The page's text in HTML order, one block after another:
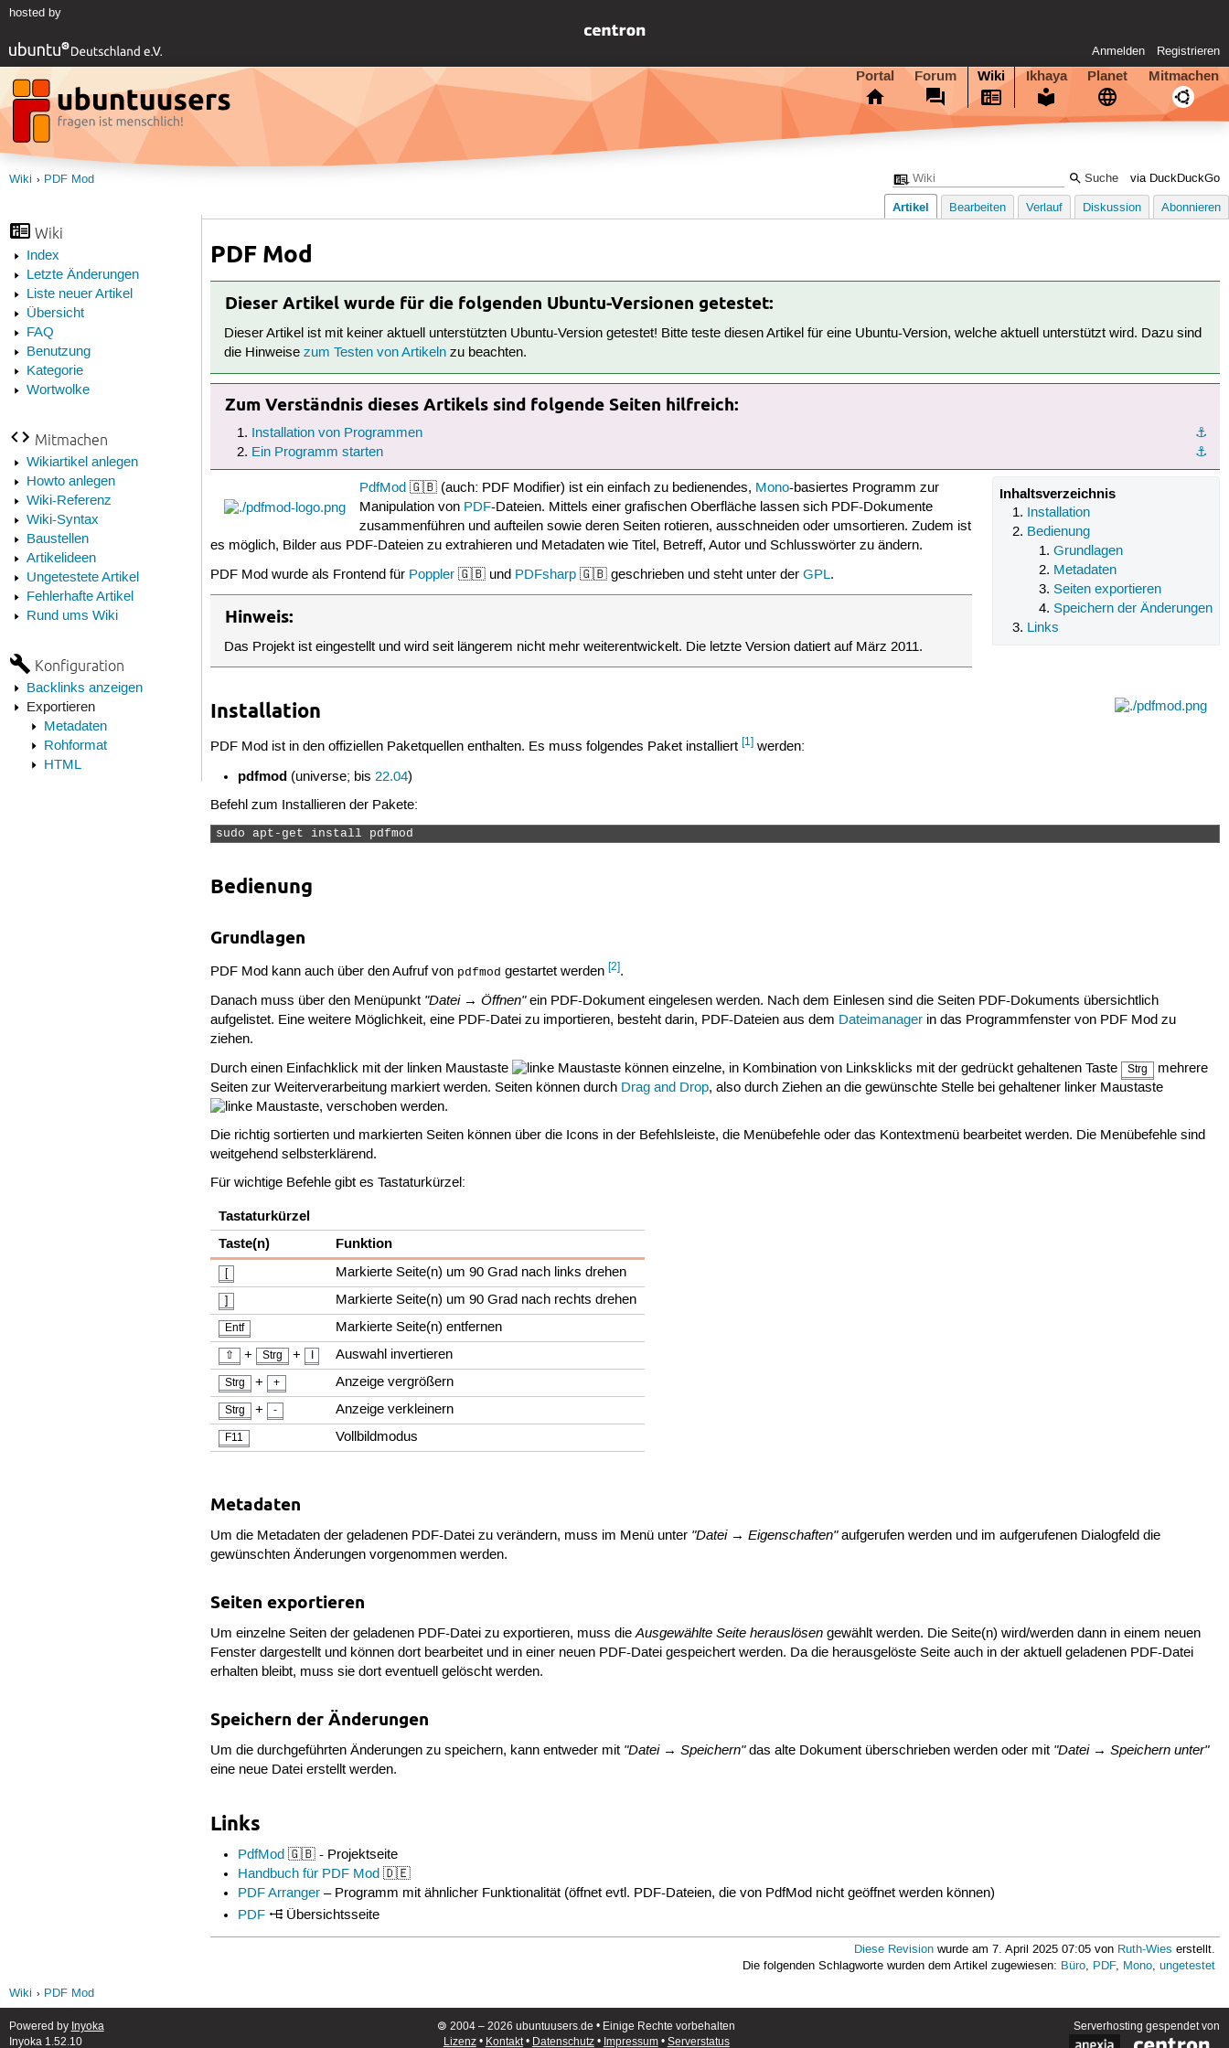
hosted by
Anmelden Registrieren
Portal Forum Wiki Ikhaya Planet Mitmachen
via DuckDuckGo
Wiki PDF Mod
Wiki
Index
Letzte Änderungen
Liste neuer Artikel
Übersicht
FAQ
Benutzung
Kategorie
Wortwolke
Mitmachen
Wikiartikel anlegen
Howto anlegen
Wiki-Referenz
Wiki-Syntax
Baustellen
Artikelideen
Ungetestete Artikel
Fehlerhafte Artikel
Rund ums Wiki
Konfiguration
Backlinks anzeigen
Exportieren
Metadaten
Rohformat
HTML
Artikel Bearbeiten Verlauf Diskussion Abonnieren
PDF Mod
Dieser Artikel wurde für die folgenden Ubuntu-Versionen getestet:
Dieser Artikel ist mit keiner aktuell unterstützten Ubuntu-Version getestet! Bitte teste diesen Artikel für eine Ubuntu-Version, welche aktuell unterstützt wird. Dazu sind
die Hinweisezum Testen von Artikeln zu beachten.
Zum Verständnis dieses Artikels sind folgende Seiten hilfreich:
⚓︎
Installation von Programmen
⚓︎
Ein Programm starten
Inhaltsverzeichnis
Installation
Bedienung
Grundlagen
Metadaten
Seiten exportieren
Speichern der Änderungen
Links
PdfMod🇬🇧 (auch: PDF Modifier) ist ein einfach zu bedienendes, Mono-basiertes Programm zur
Manipulation von PDF-Dateien. Mittels einer grafischen Oberfläche lassen sich PDF-Dokumente
zusammenführen und aufteilen sowie deren Seiten rotieren, ausschneiden oder umsortieren. Zudem ist
es möglich, Bilder aus PDF-Dateien zu extrahieren und Metadaten wie Titel, Betreff, Autor und Schlusswörter zu ändern.
PDF Mod wurde als Frontend für Poppler 🇬🇧 und PDFsharp 🇬🇧 geschrieben und steht unter derGPL.
Hinweis:
Das Projekt ist eingestellt und wird seit längerem nicht mehr weiterentwickelt. Die letzte Version datiert auf März 2011.
Installation
PDF Mod ist in den offiziellen Paketquellen enthalten. Es muss folgendes Paket installiert[1] werden:
pdfmod (universe; bis 22.04)
Befehl zum Installieren der Pakete:
sudo apt-get install pdfmod
Bedienung
Grundlagen
PDF Mod kann auch über den Aufruf von pdfmod gestartet werden[2].
Danach muss über den Menüpunkt "Datei → Öffnen"ein PDF-Dokument eingelesen werden. Nach dem Einlesen sind die Seiten PDF-Dokuments übersichtlich
aufgelistet. Eine weitere Möglichkeit, eine PDF-Datei zu importieren, besteht darin, PDF-Dateien aus dem Dateimanager in das Programmfenster von PDF Mod zu
ziehen.
Durch einen Einfachklick mit der linken Maustaste
können einzelne, in Kombination von Linksklicks mit der gedrückt gehaltenen Taste Strg
mehrere
Seiten zur Weiterverarbeitung markiert werden. Seiten können durch Drag and Drop, also durch Ziehen an die gewünschte Stelle bei gehaltener linker Maustaste
, verschoben werden.
Die richtig sortierten und markierten Seiten können über die Icons in der Befehlsleiste, die Menübefehle oder das Kontextmenü bearbeitet werden. Die Menübefehle sind
weitgehend selbsterklärend.
Für wichtige Befehle gibt es Tastaturkürzel:
Tastaturkürzel
Taste(n)
Funktion
[ Markierte Seite(n) um 90 Grad nach links drehen
] Markierte Seite(n) um 90 Grad nach rechts drehen
Entf Markierte Seite(n) entfernen
⇧ + Strg + I Auswahl invertieren
Strg + + Anzeige vergrößern
Strg + - Anzeige verkleinern
F11 Vollbildmodus
Metadaten
Um die Metadaten der geladenen PDF-Datei zu verändern, muss im Menü unter "Datei → Eigenschaften"aufgerufen werden und im aufgerufenen Dialogfeld die
gewünschten Änderungen vorgenommen werden.
Seiten exportieren
Um einzelne Seiten der geladenen PDF-Datei zu exportieren, muss dieAusgewählte Seite herauslösen gewählt werden. Die Seite(n) wird/werden dann in einem neuen
Fenster dargestellt und können dort bearbeitet und in einer neuen PDF-Datei gespeichert werden. Da die herausgelöste Seite auch in der aktuell geladenen PDF-Datei
erhalten bleibt, muss sie dort eventuell gelöscht werden.
Speichern der Änderungen
Um die durchgeführten Änderungen zu speichern, kann entweder mit "Datei → Speichern"das alte Dokument überschrieben werden oder mit "Datei → Speichern unter"
eine neue Datei erstellt werden.
Links
PdfMod🇬🇧 - Projektseite
Handbuch für PDF Mod🇩🇪
PDF Arranger– Programm mit ähnlicher Funktionalität (öffnet evtl. PDF-Dateien, die von PdfMod nicht geöffnet werden können)
PDF
Übersichtsseite
Diese Revision wurde am 7. April 2025 07:05 von Ruth-Wies erstellt.
Die folgenden Schlagworte wurden dem Artikel zugewiesen: Büro, PDF, Mono,ungetestet
Wiki
PDF Mod
Powered by Inyoka
Inyoka 1.52.10
🄯 2004 – 2026 ubuntuusers.de • Einige Rechte vorbehalten
Lizenz• Kontakt• Datenschutz• Impressum• Serverstatus
Serverhosting gespendet von